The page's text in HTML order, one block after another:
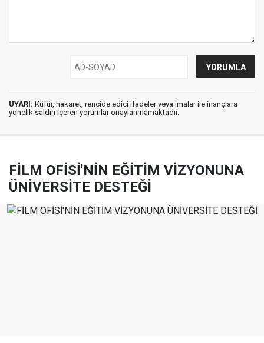
UYARI: Küfür, hakaret, rencide edici ifadeler veya imalar ile inançlara
yönelik saldırı içeren yorumlar onaylanmamaktadır.
FİLM OFİSİ'NİN EĞİTİM VİZYONUNA
ÜNİVERSİTE DESTEĞİ